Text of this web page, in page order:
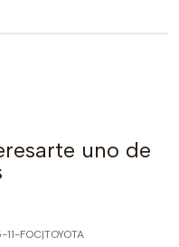
uno de
11-FOC|TOYOTA